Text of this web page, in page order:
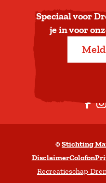
Speciaal voor
je in voor
F
a
e
b
o
I
t
a
g
© Stichting
DisclaimerColofon
Recreatieschap